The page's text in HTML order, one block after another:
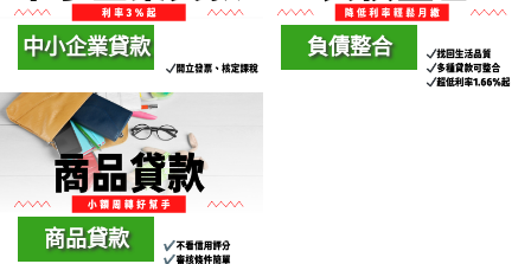
以快速撥款
中小企業貸款
針對各公司行號、企業負
責人，特別規劃之專屬方
負債整合
商品貸款